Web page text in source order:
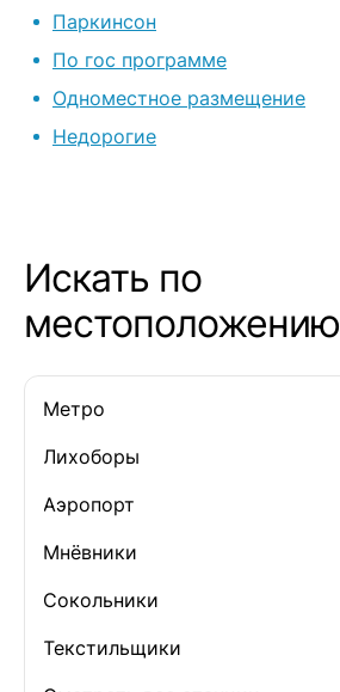
Паркинсон
По гос программе
Одноместное размещение
Недорогие
Искать по
местоположению
Метро
Лихоборы
Аэропорт
Мнёвники
Сокольники
Текстильщики